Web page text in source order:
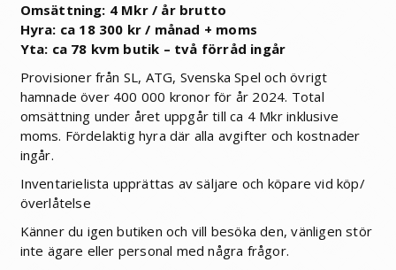
Omsättning: 4 Mkr / år brutto
Hyra: ca 18 300 kr / månad + moms
Yta: ca 78 kvm butik – två förråd ingår
Provisioner från SL, ATG, Svenska Spel och övrigt
hamnade över 400 000 kronor för år 2024. Total
omsättning under året uppgår till ca 4 Mkr inklusive
moms. Fördelaktig hyra där alla avgifter och kostnader
ingår.
Inventarielista upprättas av säljare och köpare vid köp/
överlåtelse
Känner du igen butiken och vill besöka den, vänligen stör
inte ägare eller personal med några frågor.